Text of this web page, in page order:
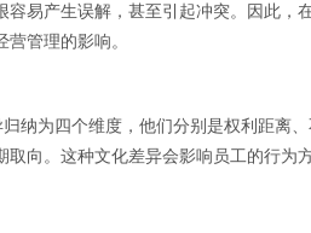
易产生误解，甚至引起冲突。因此，
管理的影响。
为四个维度，他们分别是权利距离、
向。这种文化差异会影响员工的行为